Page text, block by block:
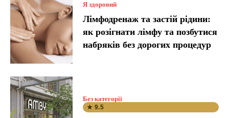
Я здоровий
Лімфодренаж та застій рідини:
як розігнати лімфу та позбутися
набряків без дорогих процедур
Без категорії
★ 9.5